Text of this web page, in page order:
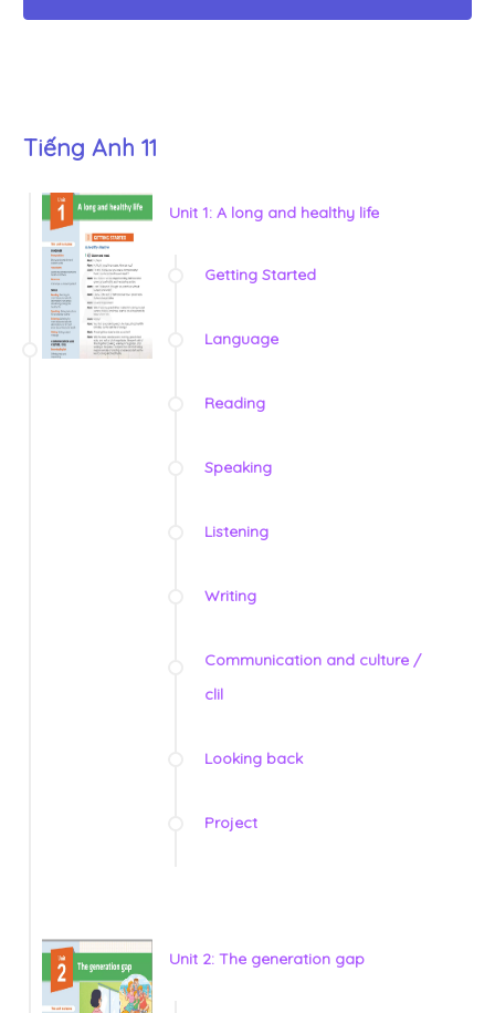
Tiếng Anh 11
Unit 1: A long and healthy life
Getting Started
Language
Reading
Speaking
Listening
Writing
Communication and culture /
clil
Looking back
Project
Unit 2: The generation gap